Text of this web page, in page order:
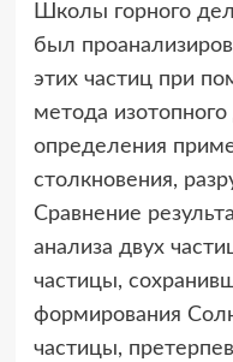
Школы горного
был
этих частиц при
метода
определения
столкновения,
Сравнение
анализа двух
частицы,
формирования
частицы,